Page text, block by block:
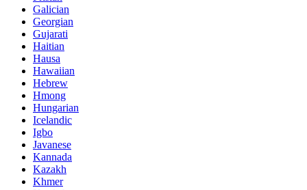
Galician
Georgian
Gujarati
Haitian
Hausa
Hawaiian
Hebrew
Hmong
Hungarian
Icelandic
Igbo
Javanese
Kannada
Kazakh
Khmer